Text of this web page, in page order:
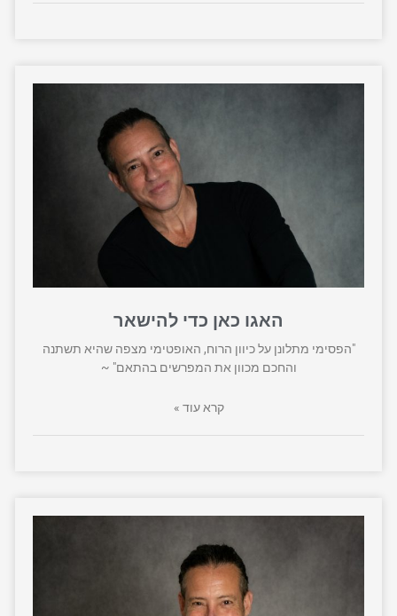
האגו כאן כדי להישאר
"הפסימי מתלונן על כיוון הרוח, האופטימי מצפה שהיא תשתנה
והחכם מכוון את המפרשים בהתאם" ~
קרא עוד »